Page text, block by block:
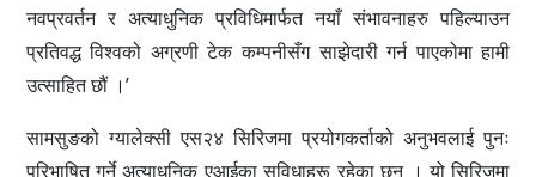
नवप्रवर्तन र अत्याधुनिक प्रविधिमार्फत नयाँ संभावनाहरु पहिल्याउन
प्रतिवद्ध विश्वको अग्रणी टेक कम्पनीसँग साझेदारी गर्न पाएकोमा हामी
उत्साहित छौं ।’
सामसुङको ग्यालेक्सी एस२४ सिरिजमा प्रयोगकर्ताको अनुभवलाई पुनः
परिभाषित गर्ने अत्याधुनिक एआईका सुविधाहरू रहेका छन् । यो सिरिजमा